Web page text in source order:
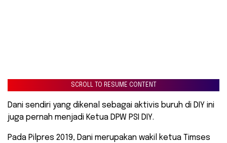
SCROLL TO RESUME CONTENT
Dani sendiri yang dikenal sebagai aktivis buruh di DIY ini
juga pernah menjadi Ketua DPW PSI DIY.
Pada Pilpres 2019, Dani merupakan wakil ketua Timses